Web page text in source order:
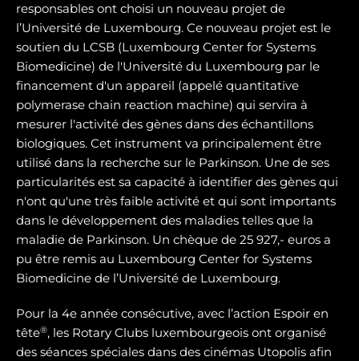
responsables ont choisi un nouveau projet de
l’Université de Luxembourg. Ce nouveau projet est le
soutien du LCSB (Luxembourg Center for Systems
Biomedicine) de l'Université du Luxembourg par le
financement d'un appareil (appelé quantitative
polymerase chain reaction machine) qui servira à
mesurer l'activité des gènes dans des échantillons
biologiques. Cet instrument va principalement être
utilisé dans la recherche sur le Parkinson. Une de ses
particularités est sa capacité à identifier des gènes qui
n'ont qu'une très faible activité et qui sont importants
dans le développement des maladies telles que la
maladie de Parkinson. Un chèque de 25 927,- euros a
pu être remis au Luxembourg Center for Systems
Biomedicine de l’Université de Luxembourg.
Pour la 4e année consécutive, avec l’action Espoir en
tête®, les Rotary Clubs luxembourgeois ont organisé
des séances spéciales dans des cinémas Utopolis afin